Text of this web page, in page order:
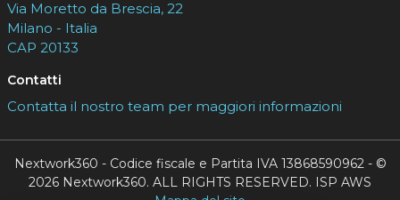
Via Moretto da Brescia, 22
Milano - Italia
CAP 20133
Contatti
Contatta il nostro team per maggiori informazioni
Nextwork360 - Codice fiscale e Partita IVA 13868590962 - ©
2026 Nextwork360. ALL RIGHTS RESERVED. ISP AWS